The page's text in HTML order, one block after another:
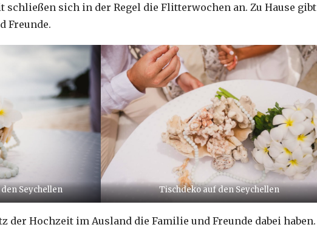
schließen sich in der Regel die Flitterwochen an. Zu Hause
Freunde.
Seychellen Tischdeko auf den Seychellen
der Hochzeit im Ausland die Familie und Freunde dabei